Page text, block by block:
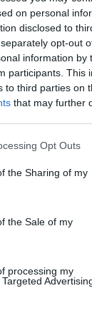
on personal
disclosed to
opt-out
information by
participants. This
to third parties on
that may further
Opt Outs
the Sharing of my
the Sale of my
processing my